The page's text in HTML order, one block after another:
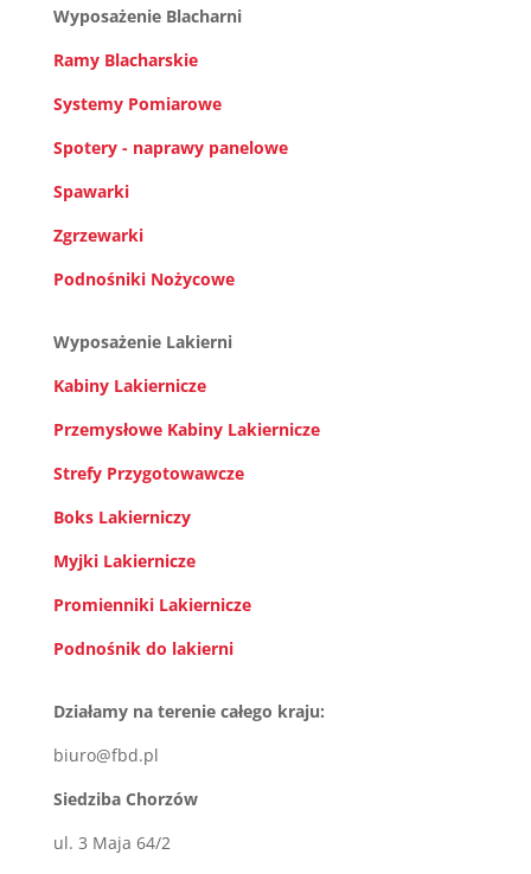
Wyposażenie Blacharni
Ramy Blacharskie
Systemy Pomiarowe
Spotery - naprawy panelowe
Spawarki
Zgrzewarki
Podnośniki Nożycowe
Wyposażenie Lakierni
Kabiny Lakiernicze
Przemysłowe Kabiny Lakiernicze
Strefy Przygotowawcze
Boks Lakierniczy
Myjki Lakiernicze
Promienniki Lakiernicze
Podnośnik do lakierni
Działamy na terenie całego kraju:
biuro@fbd.pl
Siedziba Chorzów
ul. 3 Maja 64/2